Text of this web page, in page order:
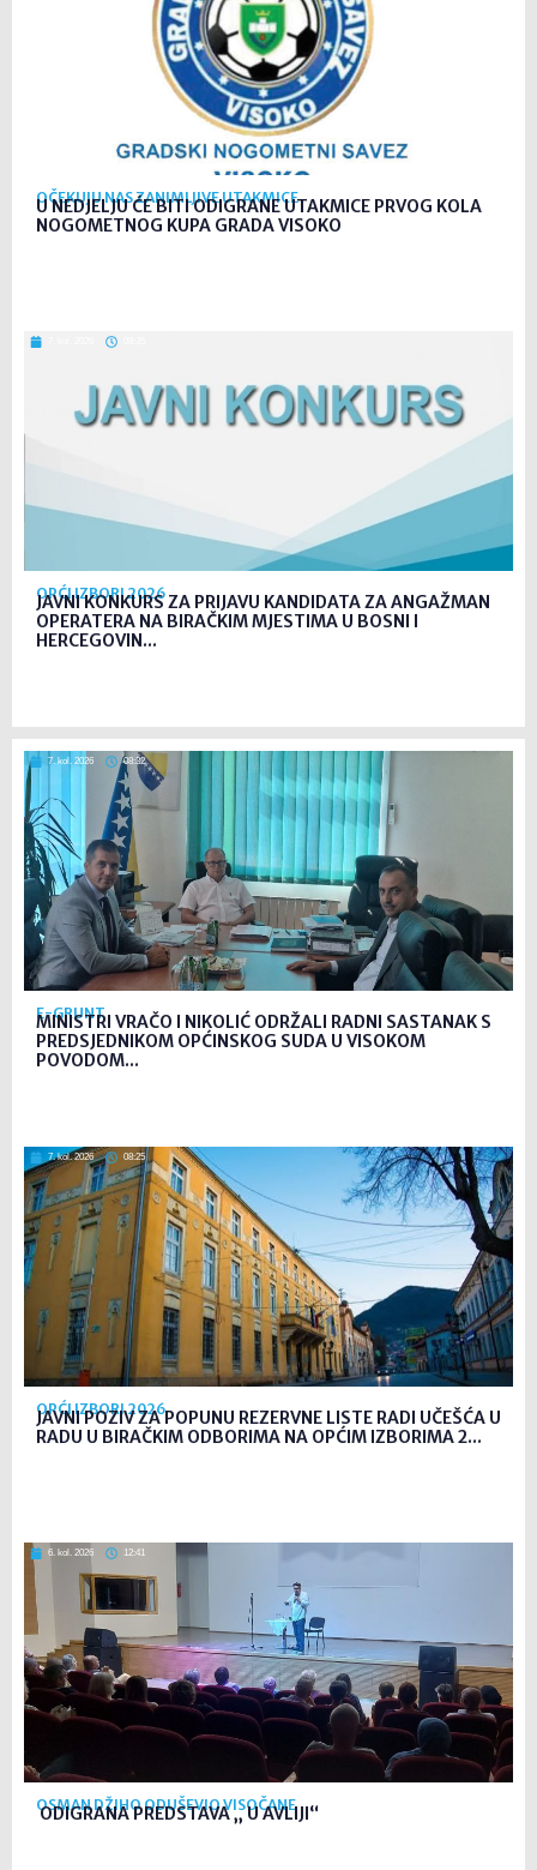
OČEKUJU NAS ZANIMLJIVE UTAKMICE
U NEDJELJU ĆE BITI ODIGRANE UTAKMICE PRVOG KOLA
NOGOMETNOG KUPA GRADA VISOKO
OPĆI IZBORI 2026
JAVNI KONKURS ZA PRIJAVU KANDIDATA ZA ANGAŽMAN
OPERATERA NA BIRAČKIM MJESTIMA U BOSNI I
HERCEGOVIN...
7. kol. 2026 08:32
E-GRUNT
MINISTRI VRAČO I NIKOLIĆ ODRŽALI RADNI SASTANAK S
PREDSJEDNIKOM OPĆINSKOG SUDA U VISOKOM
POVODOM...
7. kol. 2026 08:25
OPĆI IZBORI 2026
JAVNI POZIV ZA POPUNU REZERVNE LISTE RADI UČEŠĆA U
RADU U BIRAČKIM ODBORIMA NA OPĆIM IZBORIMA 2...
6. kol. 2026 12:41
OSMAN DŽIHO ODUŠEVIO VISOČANE
ODIGRANA PREDSTAVA „ U AVLIJI“